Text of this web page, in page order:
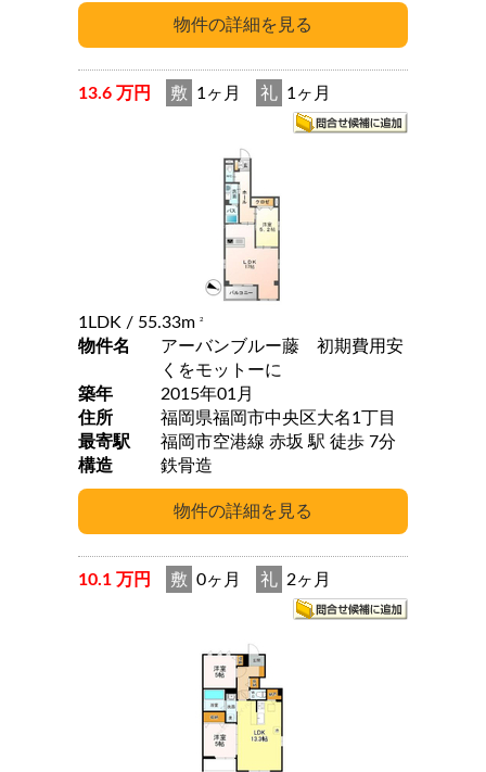
13.6 万円 敷 1ヶ月 礼 1ヶ月
1LDK / 55.33m 2
物件名
アーバンブルー藤 初期費用安
くをモットーに
築年
2015年01月
住所
福岡県福岡市中央区大名1丁目
最寄駅
福岡市空港線 赤坂 駅 徒歩 7分
構造
鉄骨造
10.1 万円 敷 0ヶ月 礼 2ヶ月